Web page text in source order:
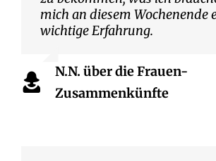
mich an diesem Wochenende
wichtige Erfahrung.
N.N. über die Frauen-
Zusammenkünfte